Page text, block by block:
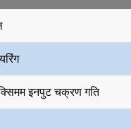
इनपुट चक्रण गति